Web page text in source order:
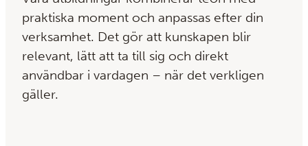
praktiska moment och anpassas efter din
verksamhet. Det gör att kunskapen blir
relevant, lätt att ta till sig och direkt
användbar i vardagen – när det verkligen
gäller.